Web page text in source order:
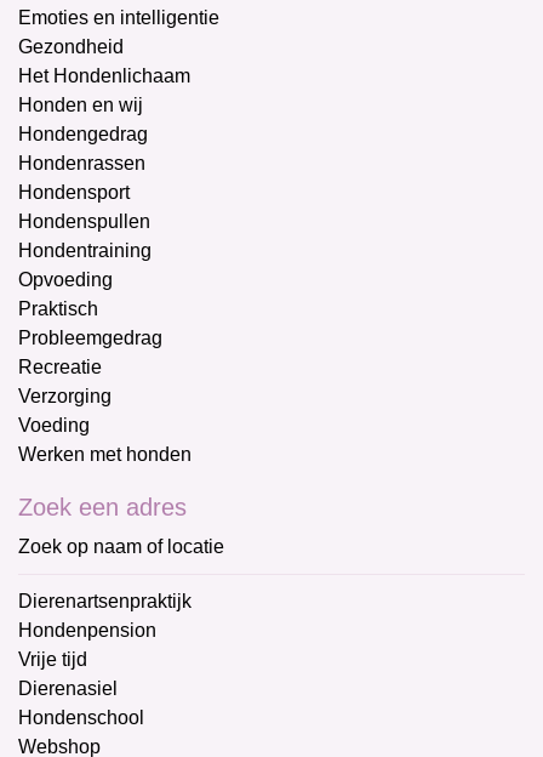
Emoties en intelligentie
Gezondheid
Het Hondenlichaam
Honden en wij
Hondengedrag
Hondenrassen
Hondensport
Hondenspullen
Hondentraining
Opvoeding
Praktisch
Probleemgedrag
Recreatie
Verzorging
Voeding
Werken met honden
Zoek een adres
Zoek op naam of locatie
Dierenartsenpraktijk
Hondenpension
Vrije tijd
Dierenasiel
Hondenschool
Webshop